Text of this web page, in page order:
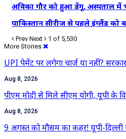
अविका गौर को हुआ डेंगू, अस्पताल में
पाकिस्तान सीरीज से पहले इंग्लैंड को
Prev Next
1 of 5,530
More Stories
UPI पेमेंट पर लगेगा चार्ज या नहीं?
Aug 8, 2026
पीएम मोदी से मिले सीएम योगी, यूपी के
Aug 8, 2026
9 अगस्त को मौसम का कहर! यूपी-दिल्ली